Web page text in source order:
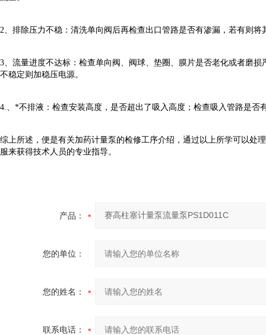
2、排除压力不稳：清洗单向阀后再检查出口管路是否有渗漏，若有则将
3、流量进度不达标：检查单向阀、阀球、垫圈、膜片是否老化或者磨
不稳定则加稳压电源。
4.、*不排液：检查安装高度，是否超出了吸入高度；检查吸入管路是
综上所述，便是有关加药计量泵的检修工序介绍，通过以上所学可以处
服来获得技术人员的专业指导。
产品：
您的单位：
您的姓名：
联系电话：